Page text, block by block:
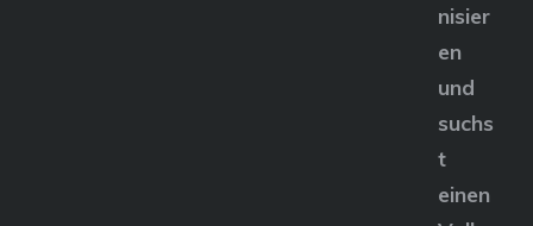
nisier
en
und
suchs
t
einen